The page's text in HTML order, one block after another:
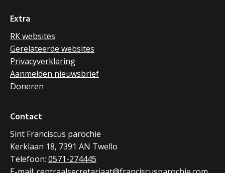
Extra
RK websites
Gerelateerde websites
Privacyverklaring
Aanmelden nieuwsbrief
Doneren
Contact
Sint Franciscus parochie
Kerklaan 18, 7391 AN Twello
Telefoon: 0571-274445